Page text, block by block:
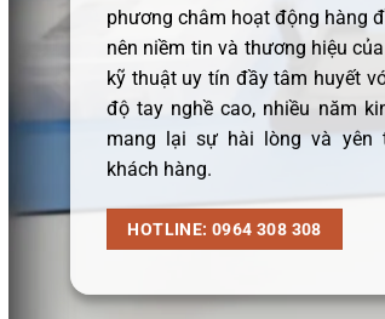
phương châm hoạt động hàng
nên niềm tin và thương hiệu
kỹ thuật uy tín đầy tâm huyết
độ tay nghề cao, nhiều năm
mang lại sự hài lòng và yên
khách hàng.
HOTLINE: 0964 308 308